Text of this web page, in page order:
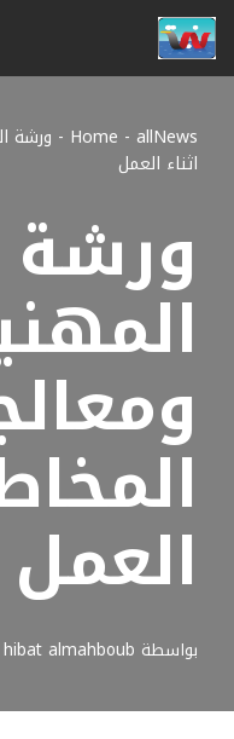
تخطى
المحتوى
Home - allNews
- ورشة
اثناء العمل
ورشة
العمل
بواسطة hibat almahboub